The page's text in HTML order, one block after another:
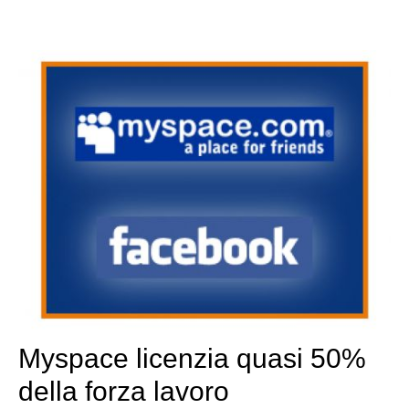
Myspace licenzia quasi 50%
della forza lavoro